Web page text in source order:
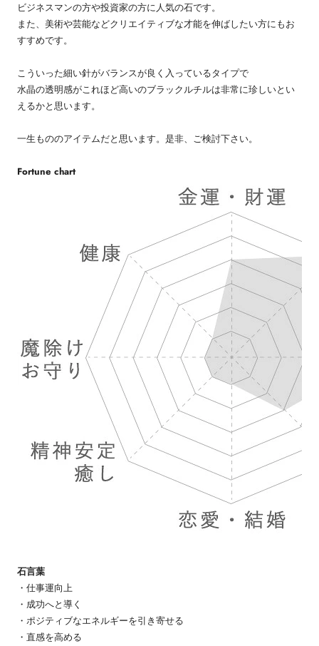
ビジネスマンの方や投資家の方に人気の石です。
また、美術や芸能などクリエイティブな才能を伸ばしたい方にもお
すすめです。
こういった細い針がバランスが良く入っているタイプで
水晶の透明感がこれほど高いのブラックルチルは非常に珍しいとい
えるかと思います。
一生もののアイテムだと思います。是非、ご検討下さい。
Fortune chart
石言葉
・仕事運向上
・成功へと導く
・ポジティブなエネルギーを引き寄せる
・直感を高める